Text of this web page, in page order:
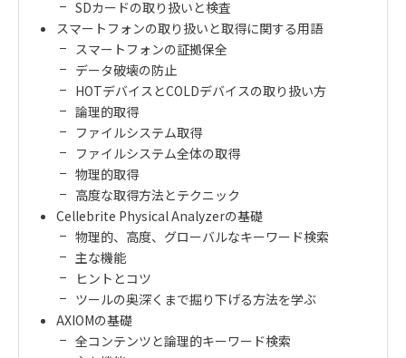
SDカードの取り扱いと検査
スマートフォンの取り扱いと取得に関する用語
スマートフォンの証拠保全
データ破壊の防止
HOTデバイスとCOLDデバイスの取り扱い方
論理的取得
ファイルシステム取得
ファイルシステム全体の取得
物理的取得
高度な取得方法とテクニック
Cellebrite Physical Analyzerの基礎
物理的、高度、グローバルなキーワード検索
主な機能
ヒントとコツ
ツールの奥深くまで掘り下げる方法を学ぶ
AXIOMの基礎
全コンテンツと論理的キーワード検索